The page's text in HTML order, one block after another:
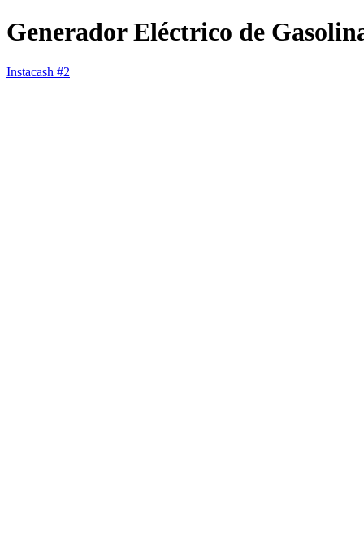
Generador Eléctrico de
Instacash #2